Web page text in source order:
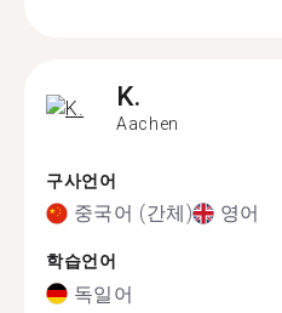
K.
Aachen
구사언어
중국어 (간체) 영어
학습언어
독일어